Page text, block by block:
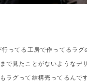
行ってる工房で作ってるラグ
で見たことがないようなデ
ラグって結構売ってるんで